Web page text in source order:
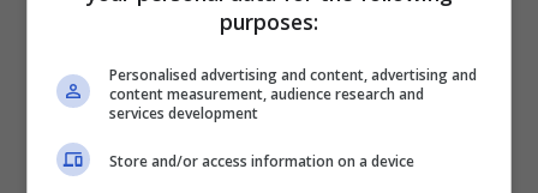
— Il gol annullato di Dhorasoo
purposes:
Personalised advertising and content, advertising and
content measurement, audience research and
services development
Store and/or access information on a device